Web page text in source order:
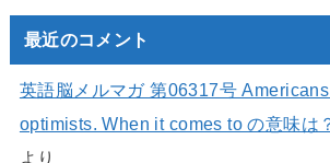
最近のコメント
英語脳メルマガ 第06317号
optimists. When it comes to の意味は
より